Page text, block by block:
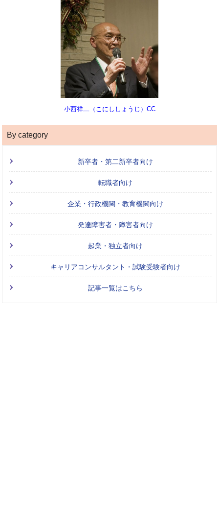
小西祥二（こにししょうじ）CC
By category
新卒者・第二新卒者向け
転職者向け
企業・行政機関・教育機関向け
発達障害者・障害者向け
起業・独立者向け
キャリアコンサルタント・試験受験者向け
記事一覧はこちら